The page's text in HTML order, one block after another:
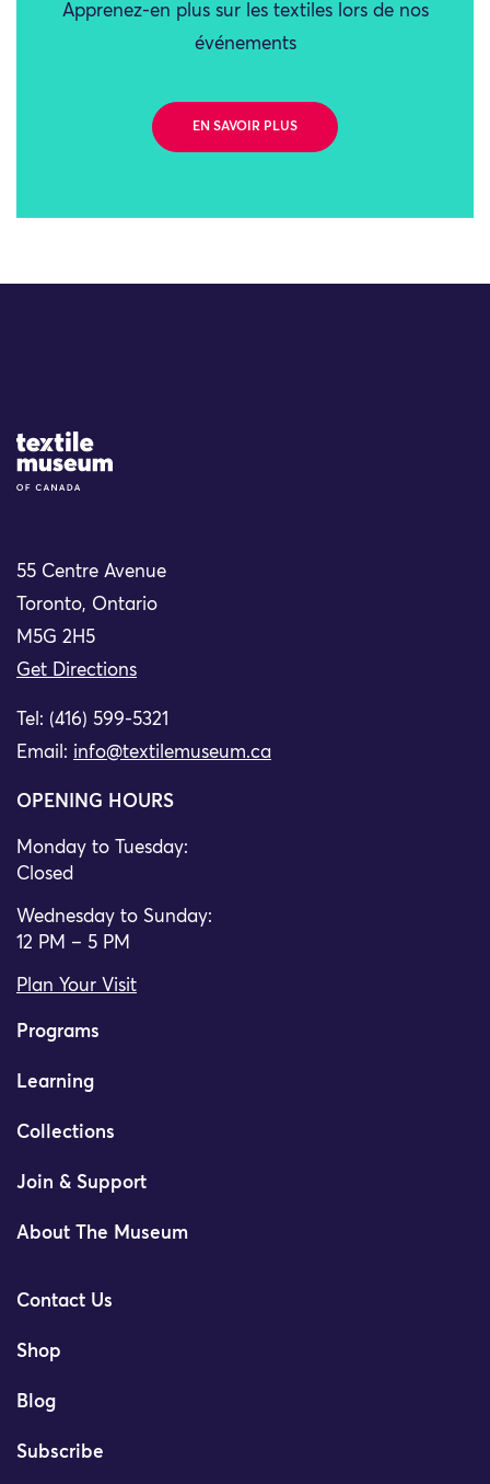
Apprenez-en plus sur les textiles lors de nos
événements
EN SAVOIR PLUS
Site Logo
55 Centre Avenue
Toronto, Ontario
M5G 2H5
Get Directions
Tel: (416) 599-5321
Email: info@textilemuseum.ca
OPENING HOURS
Monday to Tuesday:
Closed
Wednesday to Sunday:
12 PM – 5 PM
Plan Your Visit
Programs
Learning
Collections
Join & Support
About The Museum
Contact Us
Shop
Blog
Subscribe